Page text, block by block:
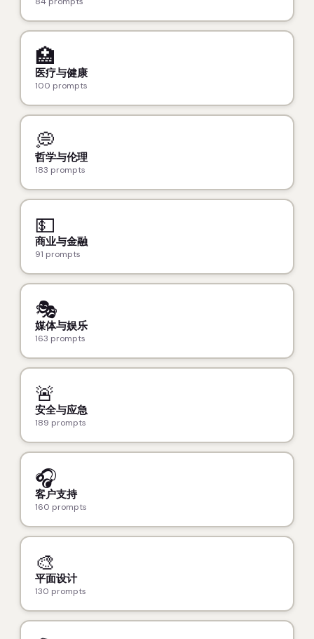
🏥
医疗与健康
100 prompts
💭
哲学与伦理
183 prompts
💵
商业与金融
91 prompts
🎭
媒体与娱乐
163 prompts
🚨
安全与应急
189 prompts
🎧
客户支持
160 prompts
🎨
平面设计
130 prompts